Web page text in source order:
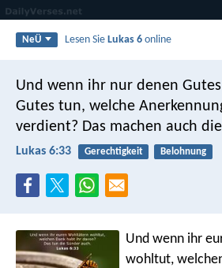
NeÜ Lesen SieLukas 6 online
Und wenn ihr nur denen
Gutes tun, welche
verdient? Das machen auch
Lukas 6:33 Gerechtigkeit Belohnung
Und wenn ihr
wohltut,